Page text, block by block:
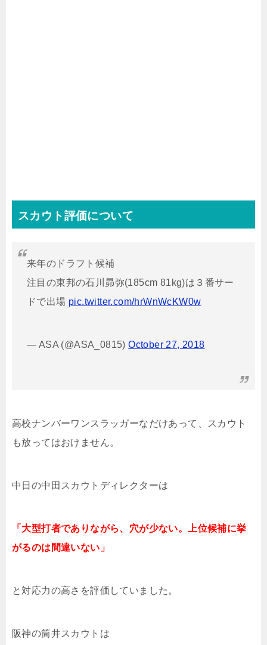
スカウト評価について
来年のドラフト候補
注目の東邦の石川昴弥(185cm 81kg)は３番サー
ドで出場 pic.twitter.com/hrWnWcKW0w
— ASA (@ASA_0815)October 27, 2018
高校ナンバーワンスラッガーなだけあって、スカウト
も放ってはおけません。
中日の中田スカウトディレクターは
「大型打者でありながら、穴が少ない。上位候補に挙
がるのは間違いない」
と対応力の高さを評価していました。
阪神の筒井スカウトは